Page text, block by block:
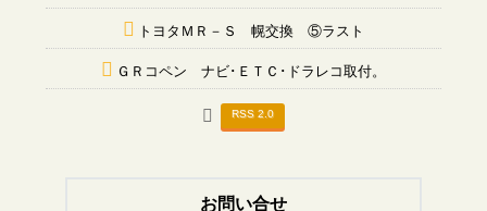
トヨタＭＲ－Ｓ 幌交換 ⑤ラスト
ＧＲコペン ナビ･ＥＴＣ･ドラレコ取付。
RSS 2.0
お問い合せ